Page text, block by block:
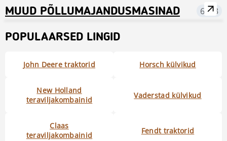
MUUD PÕLLUMAJANDUSMASINAD 6433
POPULAARSED LINGID
John Deere traktorid Horsch külvikud
New Holland
teraviljakombainid
Vaderstad külvikud
Claas
teraviljakombainid
Fendt traktorid